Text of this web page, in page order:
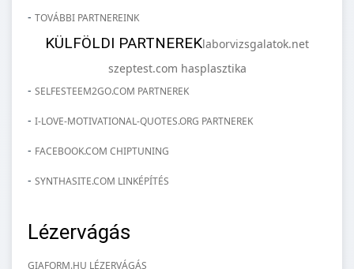
- TOVÁBBI PARTNEREINK
KÜLFÖLDI PARTNEREKlaborvizsgalatok.net
szeptest.com hasplasztika
- SELFESTEEM2GO.COM PARTNEREK
- I-LOVE-MOTIVATIONAL-QUOTES.ORG PARTNEREK
- FACEBOOK.COM CHIPTUNING
- SYNTHASITE.COM LINKÉPÍTÉS
Lézervágás
GIAFORM.HU LÉZERVÁGÁS